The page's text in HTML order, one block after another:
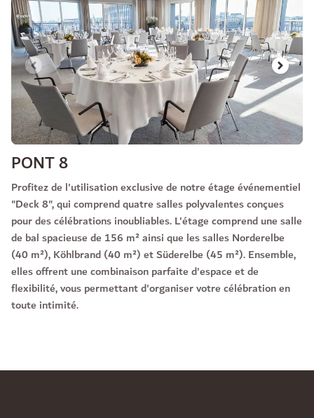
PONT 8
Profitez de l'utilisation exclusive de notre étage événementiel
"Deck 8", qui comprend quatre salles polyvalentes conçues
pour des célébrations inoubliables. L'étage comprend une salle
de bal spacieuse de 156 m² ainsi que les salles Norderelbe
(40 m²), Köhlbrand (40 m²) et Süderelbe (45 m²). Ensemble,
elles offrent une combinaison parfaite d'espace et de
flexibilité, vous permettant d'organiser votre célébration en
toute intimité.